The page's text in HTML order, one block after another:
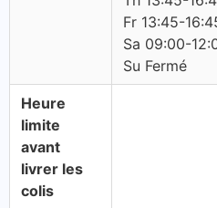
Fr 13:45-
Sa 09:00-
Su Fermé
Heure
limite
avant
livrer les
colis